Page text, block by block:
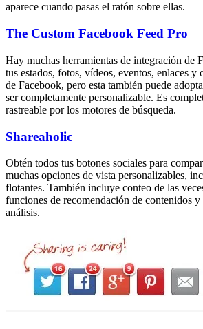
aparece cuando pasas el ratón sobre ellas.
The Custom Facebook Feed Pro
Hay muchas herramientas de integración de
tus estados, fotos, vídeos, eventos, enlaces y
de Facebook, pero esta también puede
ser completamente personalizable. Es
rastreable por los motores de búsqueda.
Shareaholic
Obtén todos tus botones sociales para
muchas opciones de vista personalizables,
flotantes. También incluye conteo de las
funciones de recomendación de contenidos y
análisis.